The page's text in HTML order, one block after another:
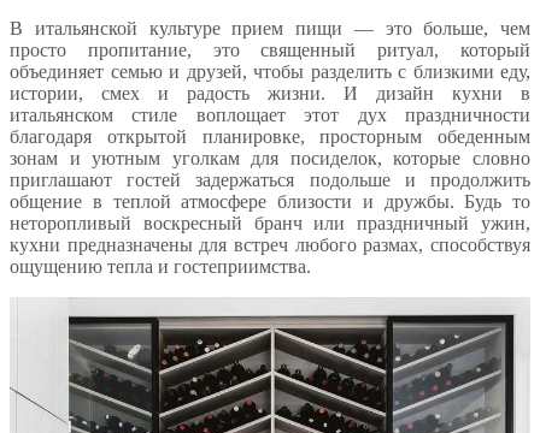
В итальянской культуре прием пищи — это больше, чем
просто пропитание, это священный ритуал, который
объединяет семью и друзей, чтобы разделить с близкими еду,
истории, смех и радость жизни. И дизайн кухни в
итальянском стиле воплощает этот дух праздничности
благодаря открытой планировке, просторным обеденным
зонам и уютным уголкам для посиделок, которые словно
приглашают гостей задержаться подольше и продолжить
общение в теплой атмосфере близости и дружбы. Будь то
неторопливый воскресный бранч или праздничный ужин,
кухни предназначены для встреч любого размах, способствуя
ощущению тепла и гостеприимства.